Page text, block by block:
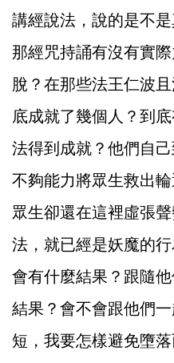
講經說法，說的是不
那經咒持誦有沒有實
脫？在那些法王仁波
底成就了幾個人？到
法得到成就？他們自
不夠能力將眾生救出
眾生卻還在這裡虛張
法，就已經是妖魔的
會有什麼結果？跟隨
結果？會不會跟他們
短，我要怎樣避免墮